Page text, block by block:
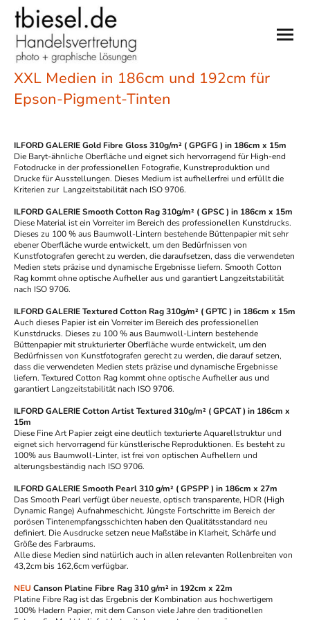
XXL Medien in 186cm und 192cm für
Epson-Pigment-Tinten
ILFORD GALERIE Gold Fibre Gloss 310g/m² ( GPGFG ) in 186cm x 15m
Die Baryt-ähnliche Oberfläche und eignet sich hervorragend für High-end
Fotodrucke in der professionellen Fotografie, Kunstreproduktion und
Drucke für Ausstellungen. Dieses Medium ist aufhellerfrei und erfüllt die
Kriterien zur Langzeitstabilität nach ISO 9706.
ILFORD GALERIE Smooth Cotton Rag 310g/m² ( GPSC ) in 186cm x 15m
Diese Material ist ein Vorreiter im Bereich des professionellen Kunstdrucks.
Dieses zu 100 % aus Baumwoll-Lintern bestehende Büttenpapier mit sehr
ebener Oberfläche wurde entwickelt, um den Bedürfnissen von
Kunstfotografen gerecht zu werden, die daraufsetzen, dass die verwendeten
Medien stets präzise und dynamische Ergebnisse liefern. Smooth Cotton
Rag kommt ohne optische Aufheller aus und garantiert Langzeitstabilität
nach ISO 9706.
ILFORD GALERIE Textured Cotton Rag 310g/m² ( GPTC ) in 186cm x 15m
Auch dieses Papier ist ein Vorreiter im Bereich des professionellen
Kunstdrucks. Dieses zu 100 % aus Baumwoll-Lintern bestehende
Büttenpapier mit strukturierter Oberfläche wurde entwickelt, um den
Bedürfnissen von Kunstfotografen gerecht zu werden, die darauf setzen,
dass die verwendeten Medien stets präzise und dynamische Ergebnisse
liefern. Textured Cotton Rag kommt ohne optische Aufheller aus und
garantiert Langzeitstabilität nach ISO 9706.
ILFORD GALERIE Cotton Artist Textured 310g/m² ( GPCAT ) in 186cm x
15m
Diese Fine Art Papier zeigt eine deutlich texturierte Aquarellstruktur und
eignet sich hervorragend für künstlerische Reproduktionen. Es besteht zu
100% aus Baumwoll-Linter, ist frei von optischen Aufhellern und
alterungsbeständig nach ISO 9706.
ILFORD GALERIE Smooth Pearl 310 g/m² ( GPSPP ) in 186cm x 27m
Das Smooth Pearl verfügt über neueste, optisch transparente, HDR (High
Dynamic Range) Aufnahmeschicht. Jüngste Fortschritte im Bereich der
porösen Tintenempfangsschichten haben den Qualitätsstandard neu
definiert. Die Ausdrucke setzen neue Maßstäbe in Klarheit, Schärfe und
Größe des Farbraums.
Alle diese Medien sind natürlich auch in allen relevanten Rollenbreiten von
43,2cm bis 162,6cm verfügbar.
NEU Canson Platine Fibre Rag 310 g/m² in 192cm x 22m
Platine Fibre Rag ist das Ergebnis der Kombination aus hochwertigem
100% Hadern Papier, mit dem Canson viele Jahre den traditionellen